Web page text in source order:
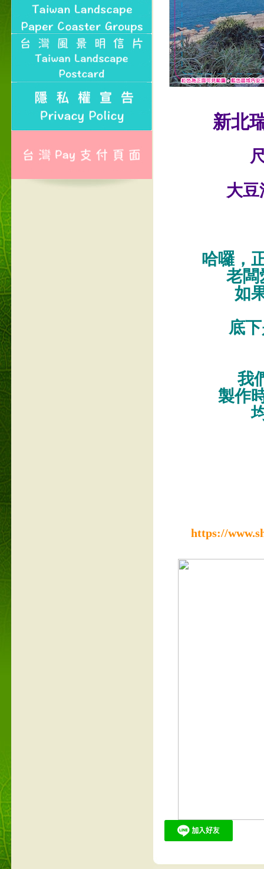
新北
大
哈囉，
老闆
如
底
我
製作
https://